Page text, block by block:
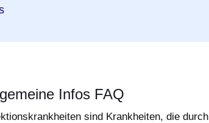
Infos FAQ
sind Krankheiten, die durch